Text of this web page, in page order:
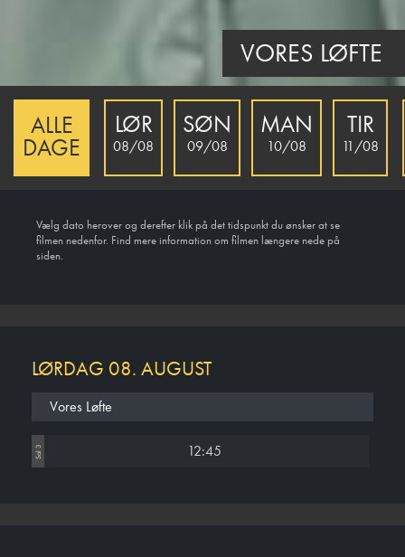
VORES LØFTE
ALLE
DAGE
LØR
08/08
SØN
09/08
MAN
10/08
TIR
11/08
Vælg dato herover og derefter klik på det tidspunkt du ønsker at se
filmen nedenfor. Find mere information om filmen længere nede på
siden.
LØRDAG 08. AUGUST
Vores Løfte
Sal 3 12:45